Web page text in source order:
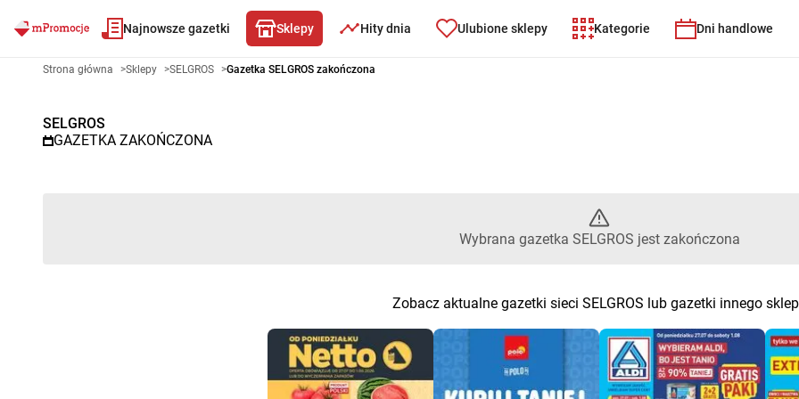
Najnowsze gazetki Sklepy Hity dnia Ulubione sklepy Kategorie Dni handlowe
Gazetka promocyjna SELGROS – Wybrana gazetka SELGROS
Strona główna >Sklepy >SELGROS >Gazetka SELGROS zakończona
SELGROS
GAZETKA ZAKOŃCZONA
Wybrana gazetka SELGROS jest zakończona
Zobacz aktualne gazetki sieci SELGROS lub gazetki innego